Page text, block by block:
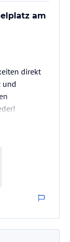
am
direkt
und